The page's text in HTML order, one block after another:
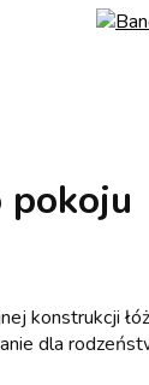
pokoju
konstrukcji
dla